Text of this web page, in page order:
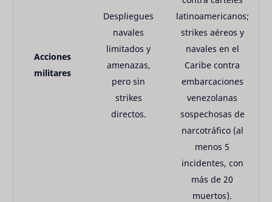
Acciones
militares
Despliegues
navales
limitados y
amenazas,
pero sin
strikes
directos.
latinoamericanos;
strikes aéreos y
navales en el
Caribe contra
embarcaciones
venezolanas
sospechosas de
narcotráfico (al
menos 5
incidentes, con
más de 20
muertos).